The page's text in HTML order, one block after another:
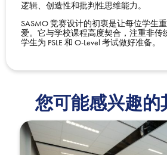
逻辑、创造性和批判性思维能⼒。
SASMO 竞赛设计的初衷是让每位学⽣
爱。它与学校课程⾼度契合，注重⾮传
学⽣为 PSLE 和 O-Level 考试做好准备。
您可能感兴趣的